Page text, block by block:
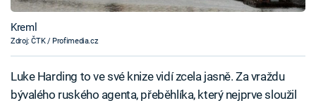
Kreml
Zdroj: ČTK / Profimedia.cz
Luke Harding to ve své knize vidí zcela jasně. Za vraždu
bývalého ruského agenta, přeběhlíka, který nejprve sloužil